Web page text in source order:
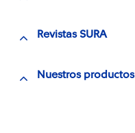
Revistas SURA
Nuestros productos